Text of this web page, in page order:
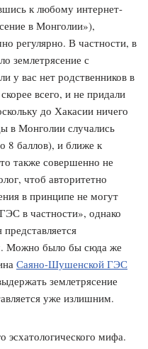
к любому интернет-
в Монголии»),
регулярно. В частности, в
землетрясение с
у вас нет родственников в
всего, и не придали
до Хакасии ничего
в Монголии случались
8 баллов), и ближе к
также совершенно не
чтоб авторитетно
в принципе не могут
в частности», однако
Можно было бы сюда же
Саяно-Шушенской ГЭС
землетрясение
уже излишним.
эсхатологического мифа.